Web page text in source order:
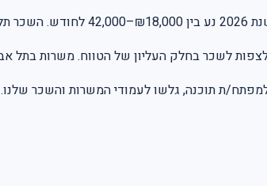
ת תוכנה, גלשו לעמודי המשרות והשכר שלנו.